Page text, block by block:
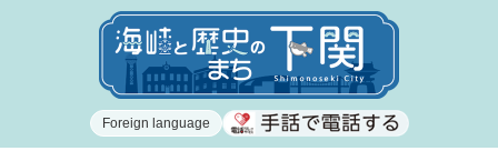
で
ば
Foreign language